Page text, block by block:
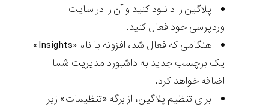
پلاگین را دانلود کنید و آن را در سایت
وردپرسی خود فعال کنید.
هنگامی که فعال شد، افزونه با نام «Insights»
یک برچسب جدید به داشبورد مدیریت شما
اضافه خواهد کرد.
برای تنظیم پلاگین، از برگه «تنظیمات» زیر